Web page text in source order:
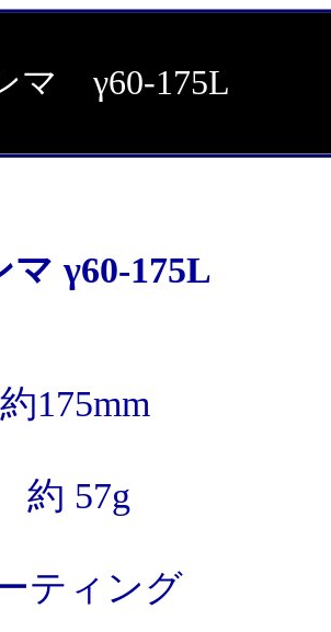
マ γ60-175L
マ γ60-175L
175mm
57g
ティング